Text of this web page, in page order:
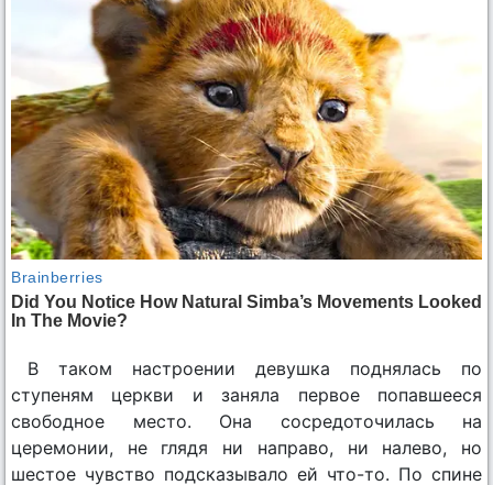
В таком настроении девушка поднялась по
ступеням церкви и заняла первое попавшееся
свободное место. Она сосредоточилась на
церемонии, не глядя ни направо, ни налево, но
шестое чувство подсказывало ей что-то. По спине